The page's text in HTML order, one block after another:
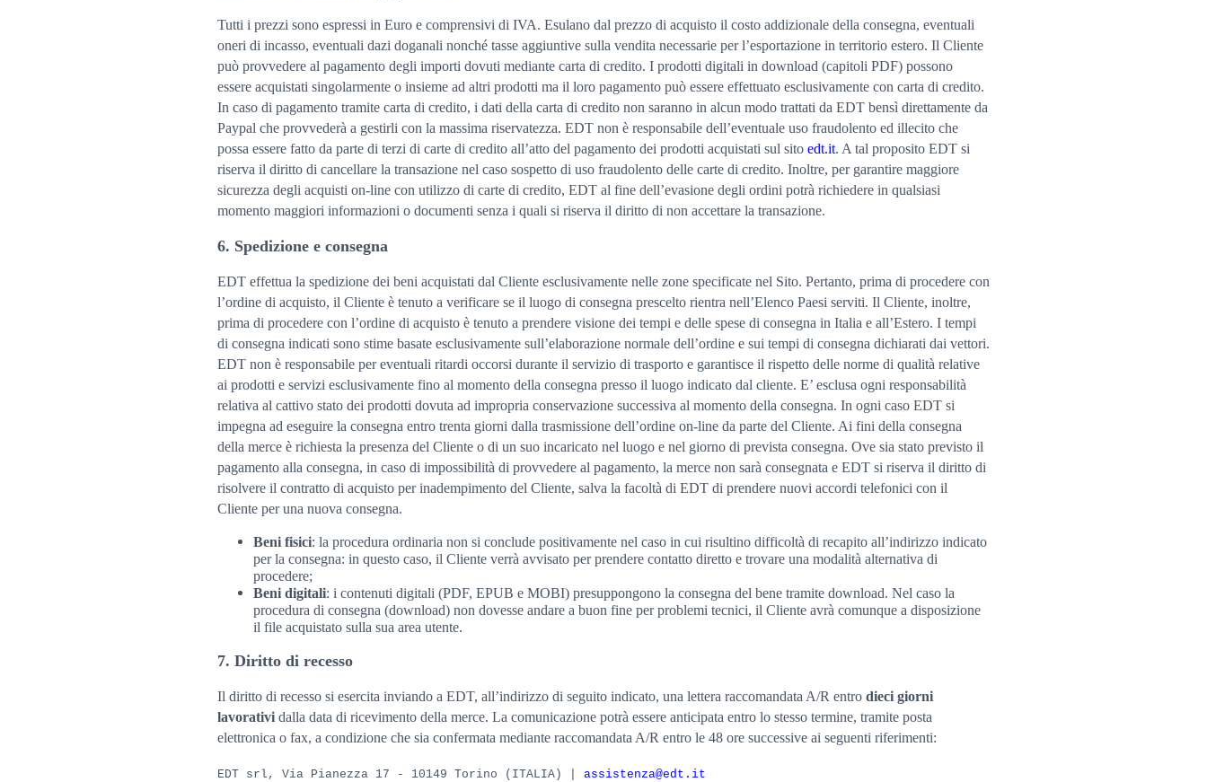
Tutti i prezzi sono espressi in Euro e comprensivi di IVA. Esulano dal prezzo di acquisto il costo addizionale della consegna, eventuali
oneri di incasso, eventuali dazi doganali nonché tasse aggiuntive sulla vendita necessarie per l’esportazione in territorio estero. Il Cliente
può provvedere al pagamento degli importi dovuti mediante carta di credito. I prodotti digitali in download (capitoli PDF) possono
essere acquistati singolarmente o insieme ad altri prodotti ma il loro pagamento può essere effettuato esclusivamente con carta di credito.
In caso di pagamento tramite carta di credito, i dati della carta di credito non saranno in alcun modo trattati da EDT bensì direttamente da
Paypal che provvederà a gestirli con la massima riservatezza. EDT non è responsabile dell’eventuale uso fraudolento ed illecito che
possa essere fatto da parte di terzi di carte di credito all’atto del pagamento dei prodotti acquistati sul sito edt.it. A tal proposito EDT si
riserva il diritto di cancellare la transazione nel caso sospetto di uso fraudolento delle carte di credito. Inoltre, per garantire maggiore
sicurezza degli acquisti on-line con utilizzo di carte di credito, EDT al fine dell’evasione degli ordini potrà richiedere in qualsiasi
momento maggiori informazioni o documenti senza i quali si riserva il diritto di non accettare la transazione.
6. Spedizione e consegna
EDT effettua la spedizione dei beni acquistati dal Cliente esclusivamente nelle zone specificate nel Sito. Pertanto, prima di procedere con
l’ordine di acquisto, il Cliente è tenuto a verificare se il luogo di consegna prescelto rientra nell’Elenco Paesi serviti. Il Cliente, inoltre,
prima di procedere con l’ordine di acquisto è tenuto a prendere visione dei tempi e delle spese di consegna in Italia e all’Estero. I tempi
di consegna indicati sono stime basate esclusivamente sull’elaborazione normale dell’ordine e sui tempi di consegna dichiarati dai vettori.
EDT non è responsabile per eventuali ritardi occorsi durante il servizio di trasporto e garantisce il rispetto delle norme di qualità relative
ai prodotti e servizi esclusivamente fino al momento della consegna presso il luogo indicato dal cliente. E’ esclusa ogni responsabilità
relativa al cattivo stato dei prodotti dovuta ad impropria conservazione successiva al momento della consegna. In ogni caso EDT si
impegna ad eseguire la consegna entro trenta giorni dalla trasmissione dell’ordine on-line da parte del Cliente. Ai fini della consegna
della merce è richiesta la presenza del Cliente o di un suo incaricato nel luogo e nel giorno di prevista consegna. Ove sia stato previsto il
pagamento alla consegna, in caso di impossibilità di provvedere al pagamento, la merce non sarà consegnata e EDT si riserva il diritto di
risolvere il contratto di acquisto per inadempimento del Cliente, salva la facoltà di EDT di prendere nuovi accordi telefonici con il
Cliente per una nuova consegna.
Beni fisici: la procedura ordinaria non si conclude positivamente nel caso in cui risultino difficoltà di recapito all’indirizzo indicato
per la consegna: in questo caso, il Cliente verrà avvisato per prendere contatto diretto e trovare una modalità alternativa di
procedere;
Beni digitali: i contenuti digitali (PDF, EPUB e MOBI) presuppongono la consegna del bene tramite download. Nel caso la
procedura di consegna (download) non dovesse andare a buon fine per problemi tecnici, il Cliente avrà comunque a disposizione
il file acquistato sulla sua area utente.
7. Diritto di recesso
Il diritto di recesso si esercita inviando a EDT, all’indirizzo di seguito indicato, una lettera raccomandata A/R entro dieci giorni
lavorativi dalla data di ricevimento della merce. La comunicazione potrà essere anticipata entro lo stesso termine, tramite posta
elettronica o fax, a condizione che sia confermata mediante raccomandata A/R entro le 48 ore successive ai seguenti riferimenti:
EDT srl, Via Pianezza 17 - 10149 Torino (ITALIA) | assistenza@edt.it